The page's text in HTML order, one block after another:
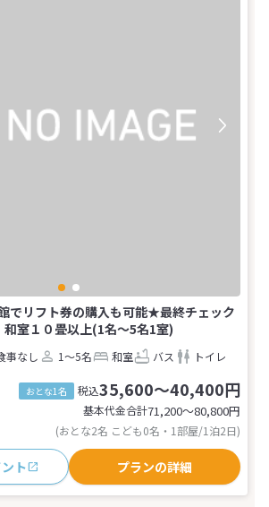
でリフト券の購入も可能★最終チェック
和室１０畳以上(1名～5名1室)
事なし 1～5名 和室 バス トイレ
おとな1名 税込35,600～40,400円
基本代金合計71,200〜80,800円
(おとな2名 こども0名・1部屋/1泊2日)
ト プランの詳細